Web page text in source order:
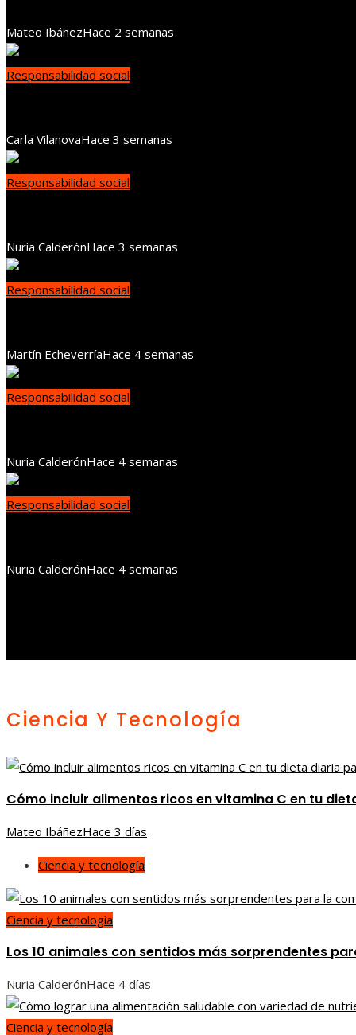
Mateo IbáñezHace 2 semanas
Responsabilidad social
Carla VilanovaHace 3 semanas
Responsabilidad social
Nuria CalderónHace 3 semanas
Responsabilidad social
Martín EcheverríaHace 4 semanas
Responsabilidad social
Nuria CalderónHace 4 semanas
Responsabilidad social
Nuria CalderónHace 4 semanas
Ciencia Y Tecnología
Cómo incluir alimentos ricos en vitamina C en tu
Mateo IbáñezHace 3 días
Ciencia y tecnología
Ciencia y tecnología
Los 10 animales con sentidos más sorprendentes
Nuria CalderónHace 4 días
Ciencia y tecnología